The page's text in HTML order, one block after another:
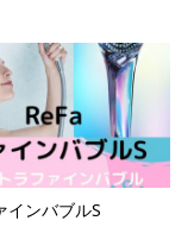
インバブルS